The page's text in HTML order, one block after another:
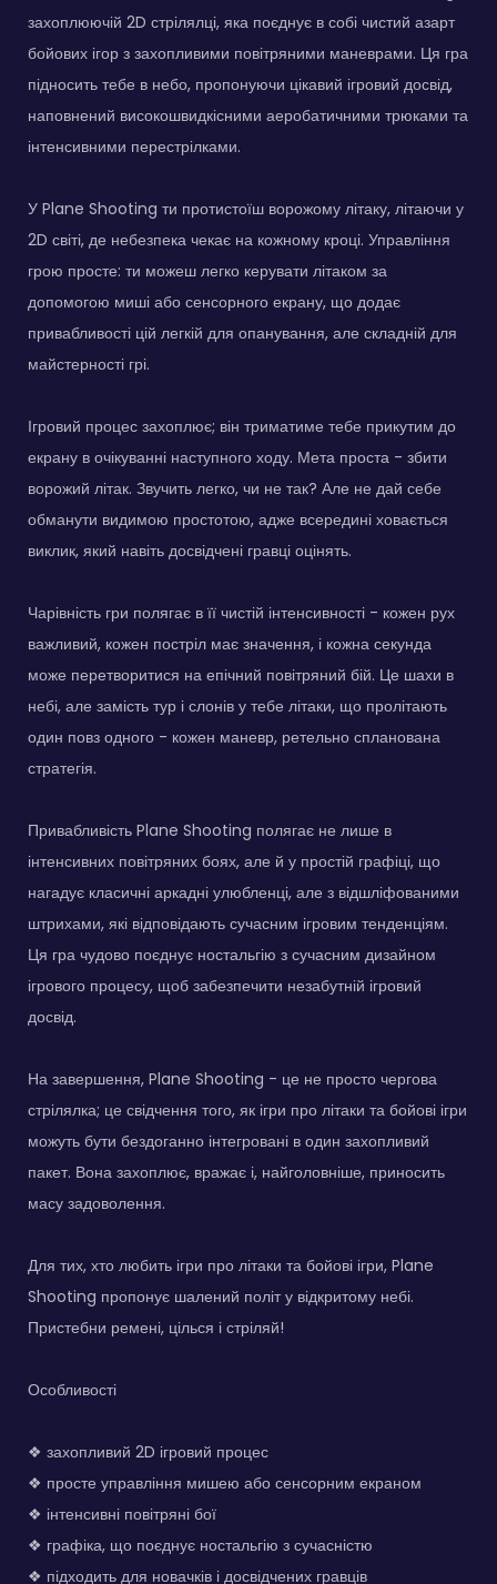
захоплюючій 2D стрілялці, яка поєднує в собі чистий азарт
бойових ігор з захопливими повітряними маневрами. Ця гра
підносить тебе в небо, пропонуючи цікавий ігровий досвід,
наповнений високошвидкісними аеробатичними трюками та
інтенсивними перестрілками.
У Plane Shooting ти протистоїш ворожому літаку, літаючи у
2D світі, де небезпека чекає на кожному кроці. Управління
грою просте: ти можеш легко керувати літаком за
допомогою миші або сенсорного екрану, що додає
привабливості цій легкій для опанування, але складній для
майстерності грі.
Ігровий процес захоплює; він триматиме тебе прикутим до
екрану в очікуванні наступного ходу. Мета проста - збити
ворожий літак. Звучить легко, чи не так? Але не дай себе
обманути видимою простотою, адже всередині ховається
виклик, який навіть досвідчені гравці оцінять.
Чарівність гри полягає в її чистій інтенсивності - кожен рух
важливий, кожен постріл має значення, і кожна секунда
може перетворитися на епічний повітряний бій. Це шахи в
небі, але замість тур і слонів у тебе літаки, що пролітають
один повз одного - кожен маневр, ретельно спланована
стратегія.
Привабливість Plane Shooting полягає не лише в
інтенсивних повітряних боях, але й у простій графіці, що
нагадує класичні аркадні улюбленці, але з відшліфованими
штрихами, які відповідають сучасним ігровим тенденціям.
Ця гра чудово поєднує ностальгію з сучасним дизайном
ігрового процесу, щоб забезпечити незабутній ігровий
досвід.
На завершення, Plane Shooting - це не просто чергова
стрілялка; це свідчення того, як ігри про літаки та бойові ігри
можуть бути бездоганно інтегровані в один захопливий
пакет. Вона захоплює, вражає і, найголовніше, приносить
масу задоволення.
Для тих, хто любить ігри про літаки та бойові ігри, Plane
Shooting пропонує шалений політ у відкритому небі.
Пристебни ремені, цілься і стріляй!
Особливості
❖ захопливий 2D ігровий процес
❖ просте управління мишею або сенсорним екраном
❖ інтенсивні повітряні бої
❖ графіка, що поєднує ностальгію з сучасністю
❖ підходить для новачків і досвідчених гравців